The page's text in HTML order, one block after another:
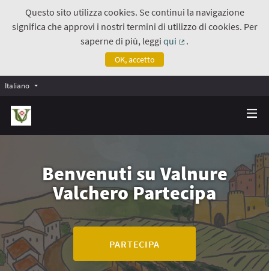
Questo sito utilizza cookies. Se continui la navigazione
significa che approvi i nostri termini di utilizzo di cookies. Per
saperne di più, leggiqui
.
OK, accetto
Italiano
Benvenuti suValnure
Valchero Partecipa
PARTECIPA